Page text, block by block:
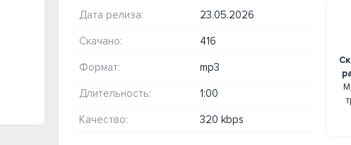
Дата релиза: 23.05.2026
Скачано: 416
Формат: mp3
Длительность: 1:00
Качество: 320 kbps